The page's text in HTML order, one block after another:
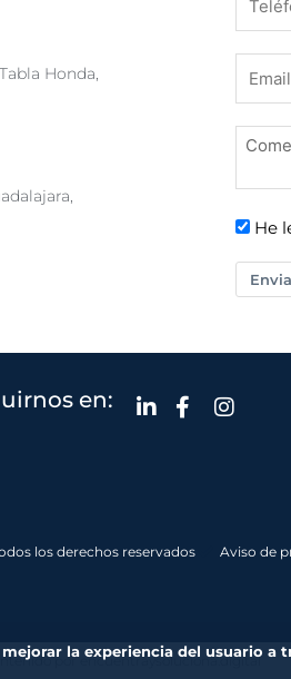
Honda,
He
en:
los derechos reservados Aviso de
por encuentraysoluciona.digital
la experiencia del usuario a